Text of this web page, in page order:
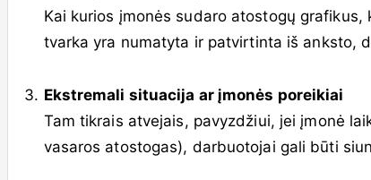
Kai kurios įmonės sudaro atostogų
tvarka yra numatyta ir patvirtinta iš anksto,
Ekstremali situacija ar įmonės poreikiai
Tam tikrais atvejais, pavyzdžiui, jei įmonė
vasaros atostogas), darbuotojai gali būti